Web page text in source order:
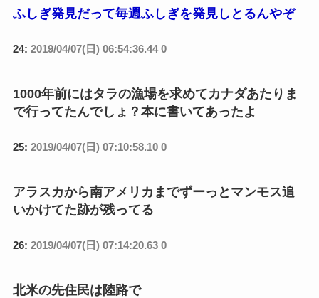
ふしぎ発見だって毎週ふしぎを発見しとるんやぞ
24: 2019/04/07(日) 06:54:36.44 0
1000年前にはタラの漁場を求めてカナダあたりま
で行ってたんでしょ？本に書いてあったよ
25: 2019/04/07(日) 07:10:58.10 0
アラスカから南アメリカまでずーっとマンモス追
いかけてた跡が残ってる
26: 2019/04/07(日) 07:14:20.63 0
北米の先住民は陸路で